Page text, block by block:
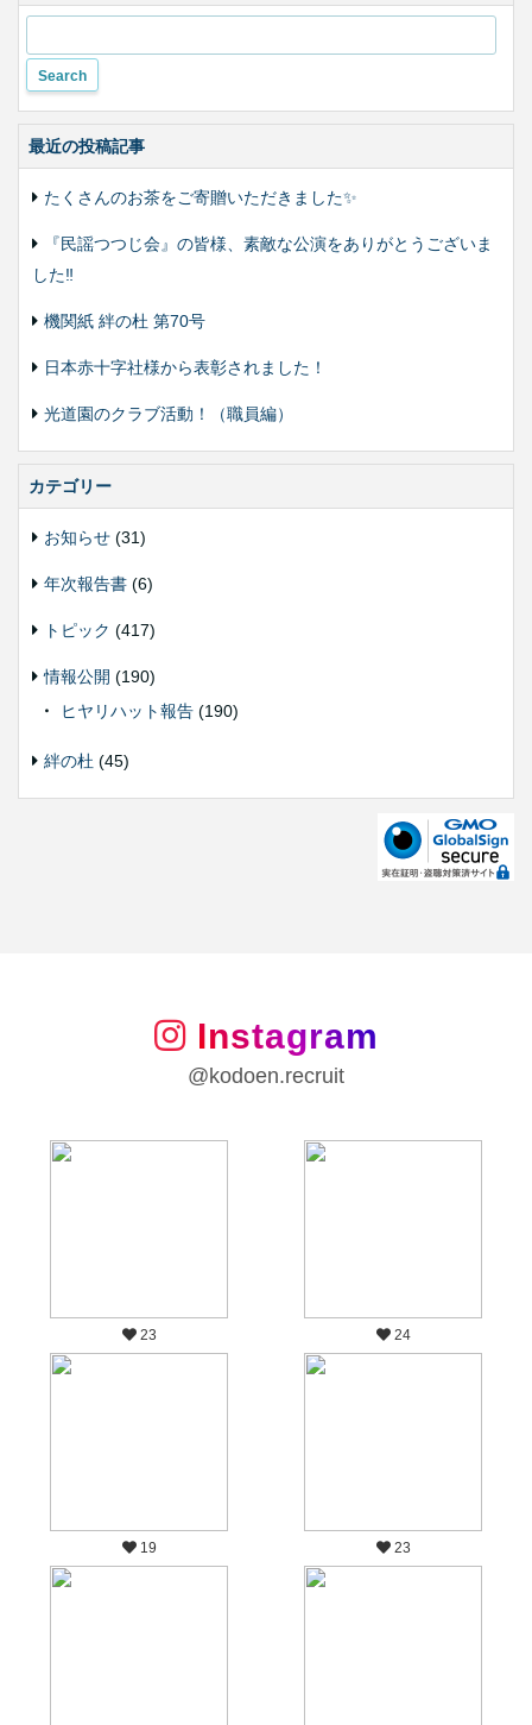
変
最近の投稿記事
たくさんのお茶をご寄贈いただきました✨
『民謡つつじ会』の皆様、素敵な公演をありがとうございま
した‼️
機関紙 絆の杜 第70号
日本赤十字社様から表彰されました！
光道園のクラブ活動！（職員編）
カテゴリー
お知らせ (31)
年次報告書 (6)
トピック (417)
情報公開 (190)
ヒヤリハット報告 (190)
絆の杜 (45)
Instagram
@kodoen.recruit
23 24
19 23